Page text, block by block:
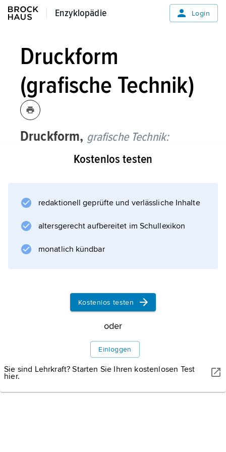
Enzyklopädie
Enzyklopädie Login
Druckform
(grafische Technik)
Druckform, grafische Technik:
Druckbildspeicher, der die Informationen der
Drucken
Druckformen unterscheiden sich je nach
. Bei den konventionellen Druckverfahren
nicht druckenden Elemente unterteilt (z. B.
Hoch-Druckform, Tief-Druckform, Flach-
Informationen zum Artikel
Kostenlos testen
redaktionell geprüfte und verlässliche Inhalte
altersgerecht aufbereitet im Schullexikon
monatlich kündbar
Kostenlos testen
oder
Einloggen
Sie sind Lehrkraft? Starten Sie Ihren kostenlosen Test
hier.